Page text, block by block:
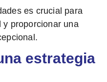
es crucial para
y proporcionar una
estrategia